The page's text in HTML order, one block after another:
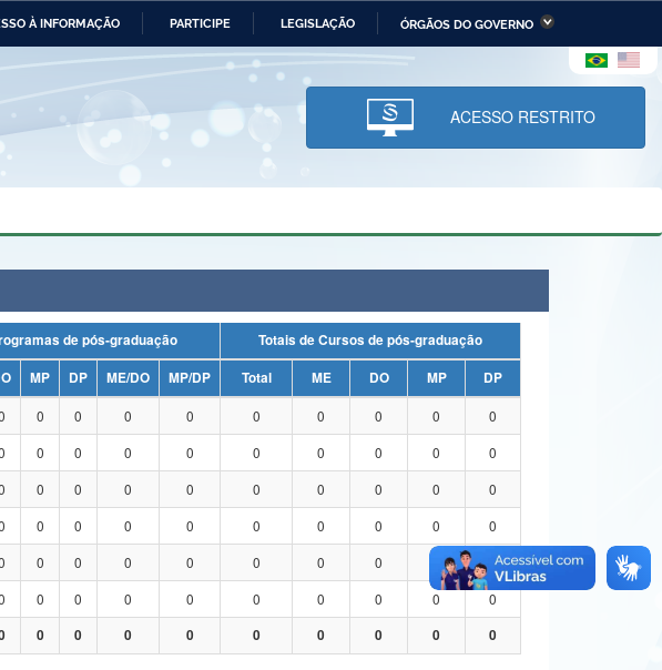
À INFORMAÇÃO PARTICIPE LEGISLAÇÃO ÓRGÃOS DO GOVERNO
Relações Ministério da Economia Ministério da Infraestrutura
Ministério da Ciência,
Tecnologia, Inovações e
Comunicações
e dos Direitos Humanos
do Brasil Planalto
ACESSO RESTRITO
Total de Programas de pós-graduação
Totais de Cursos de pós-graduação
MP DP ME/DO MP/DP Total ME DO MP
DP
0 0 0 0 0 0 0 0
0
0 0 0 0 0 0 0 0
0
0 0 0 0 0 0 0 0
0
0 0 0 0 0 0 0 0
0
0 0 0 0 0 0 0
0
0 0 0 0 0 0 0 0
0
0 0 0 0 0 0 0 0 0